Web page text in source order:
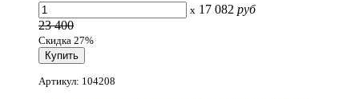
x 17 082 руб
23 400
Скидка 27%
Артикул: 104208